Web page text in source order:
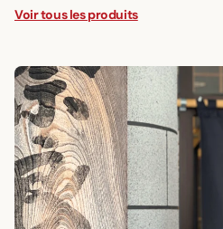
Voir tous les produits